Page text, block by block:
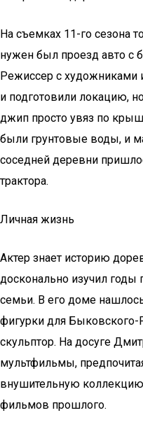
На съемках 11-го сезона
нужен был проезд авто с
Режиссер с художниками
и подготовили локацию,
джип просто увяз по
были грунтовые воды, и
соседней деревни
трактора.
Личная жизнь
Актер знает историю
досконально изучил годы
семьи. В его доме
фигурки для
скульптор. На досуге
мультфильмы,
внушительную
фильмов прошлого.